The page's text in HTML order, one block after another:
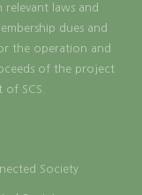
relevant laws and
dues and
the operation and
of the project
SCS.
Society